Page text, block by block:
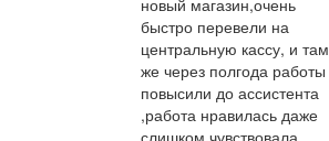
быстро перевели на
центральную кассу, и там
же через полгода работы
повысили до ассистента
,работа нравилась даже
слишком,чувствовала